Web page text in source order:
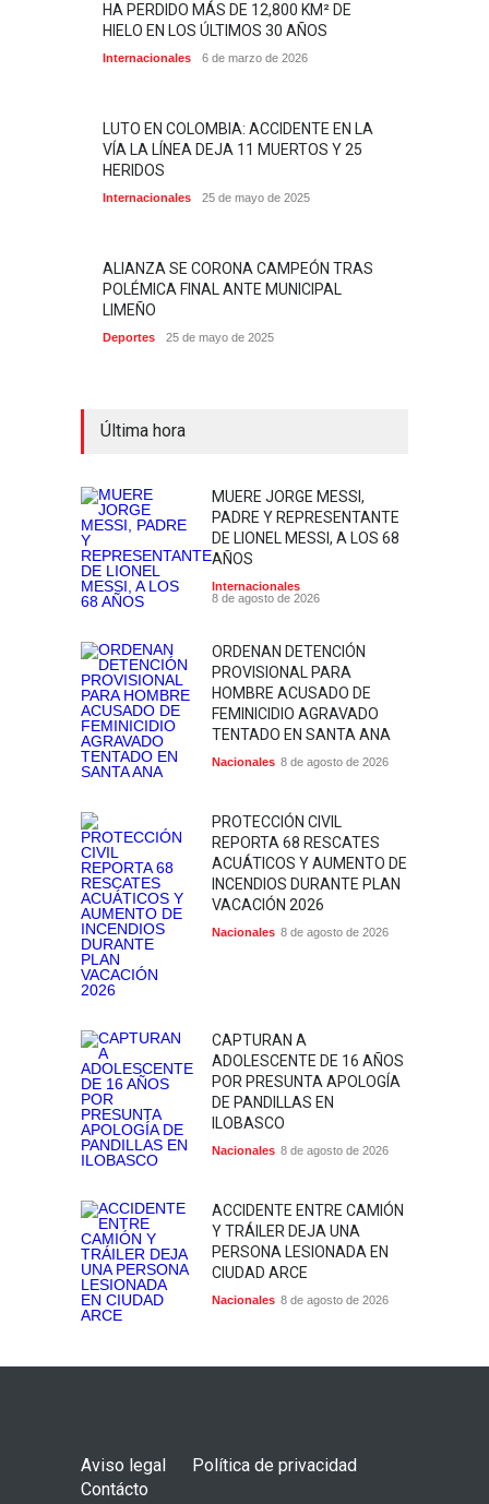
HA PERDIDO MÁS DE 12,800 KM² DE
HIELO EN LOS ÚLTIMOS 30 AÑOS
Internacionales 6 de marzo de 2026
LUTO EN COLOMBIA: ACCIDENTE EN LA
VÍA LA LÍNEA DEJA 11 MUERTOS Y 25
HERIDOS
Internacionales 25 de mayo de 2025
ALIANZA SE CORONA CAMPEÓN TRAS
POLÉMICA FINAL ANTE MUNICIPAL
LIMEÑO
Deportes 25 de mayo de 2025
Última hora
MUERE JORGE MESSI,
PADRE Y REPRESENTANTE
DE LIONEL MESSI, A LOS 68
AÑOS
Internacionales
8 de agosto de 2026
ORDENAN DETENCIÓN
PROVISIONAL PARA
HOMBRE ACUSADO DE
FEMINICIDIO AGRAVADO
TENTADO EN SANTA ANA
Nacionales 8 de agosto de 2026
PROTECCIÓN CIVIL
REPORTA 68 RESCATES
ACUÁTICOS Y AUMENTO DE
INCENDIOS DURANTE PLAN
VACACIÓN 2026
Nacionales 8 de agosto de 2026
CAPTURAN A
ADOLESCENTE DE 16 AÑOS
POR PRESUNTA APOLOGÍA
DE PANDILLAS EN
ILOBASCO
Nacionales 8 de agosto de 2026
ACCIDENTE ENTRE CAMIÓN
Y TRÁILER DEJA UNA
PERSONA LESIONADA EN
CIUDAD ARCE
Nacionales 8 de agosto de 2026
Aviso legal
Política de privacidad
Contácto